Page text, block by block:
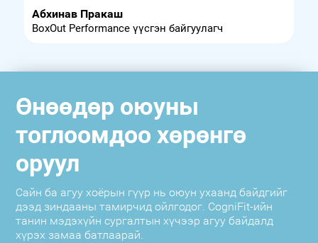
Абхинав Пракаш
BoxOut Performance үүсгэн байгуулагч
Өнөөдөр оюуны
тоглоомдоо хөрөнгө
оруул
Сайн ба агуу хоёрын гүүр нь оюун ухаанд байдгийг
дээд зиндааны тамирчид ойлгодог. CogniFit-ийн
танин мэдэхүйн сургалтын хүчээр агуу байдалд
хүрэх замаа батлаарай.